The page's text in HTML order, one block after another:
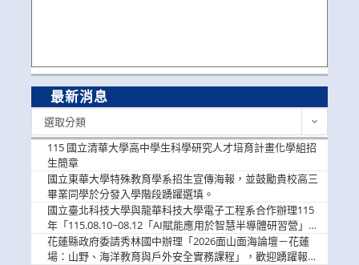
最新消息
選取分類
115 國立清華大學高中學生科學研究人才培育計畫化學組招
生簡章
國立東華大學特殊教育學系招生宣傳海報，並鼓勵貴校高三
畢業同學於分發入學階段踴躍選填。
國立臺北科技大學與龍華科技大學電子工程系合作辦理115
年「115.08.10~08.12「AI賦能應用於智慧半導體研習營」，
歡迎學生踴躍報名參加
花蓮縣政府委請秀林國中辦理「2026面山面海論壇－花蓮
場：山野、海洋教育與戶外安全實務課程」，歡迎踴躍報名